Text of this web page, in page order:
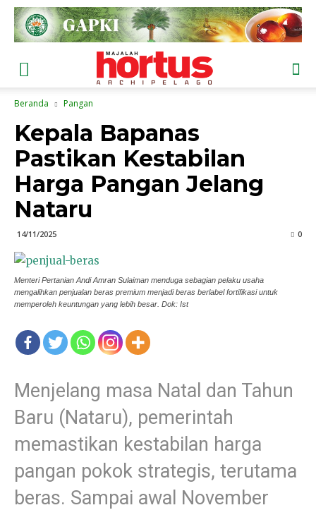
Beranda Pangan
Kepala Bapanas
Pastikan Kestabilan
Harga Pangan Jelang
Nataru
14/11/2025 0
Menteri Pertanian Andi Amran Sulaiman menduga sebagian pelaku usaha
mengalihkan penjualan beras premium menjadi beras berlabel fortifikasi untuk
memperoleh keuntungan yang lebih besar. Dok: Ist
Menjelang masa Natal dan Tahun
Baru (Nataru), pemerintah
memastikan kestabilan harga
pangan pokok strategis, terutama
beras. Sampai awal November